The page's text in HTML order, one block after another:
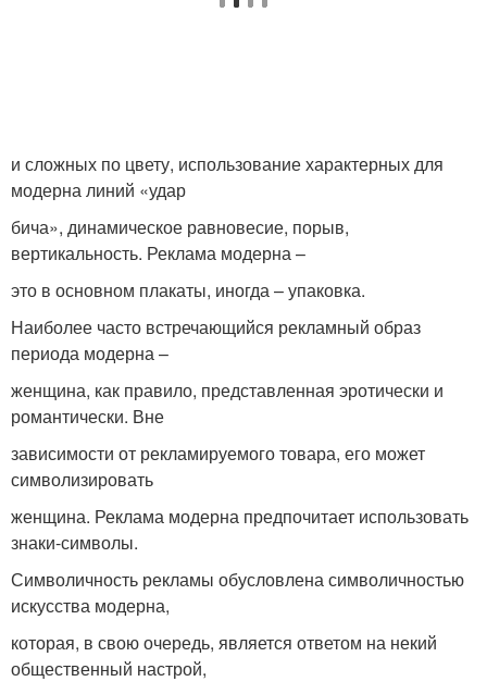
и сложных по цвету, использование характерных для
модерна линий «удар
бича», динамическое равновесие, порыв,
вертикальность. Реклама модерна –
это в основном плакаты, иногда – упаковка.
Наиболее часто встречающийся рекламный образ
периода модерна –
женщина, как правило, представленная эротически и
романтически. Вне
зависимости от рекламируемого товара, его может
символизировать
женщина. Реклама модерна предпочитает использовать
знаки-символы.
Символичность рекламы обусловлена символичностью
искусства модерна,
которая, в свою очередь, является ответом на некий
общественный настрой,